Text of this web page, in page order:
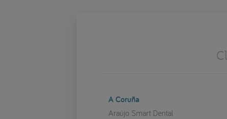
A Coruña
Araújo Smart Dental